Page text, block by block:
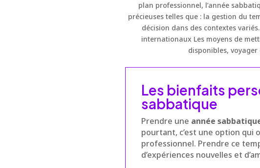
plan professionnel, l’année
précieuses telles que : la gestion du
décision dans des contextes
internationaux Les moyens de
disponibles,
Les bienfaits
sabbatique
Prendre une année
pourtant, c’est une option qui
professionnel. Prendre ce
d’expériences nouvelles et